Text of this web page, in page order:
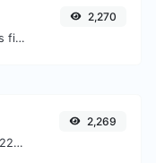
Convertissez facilement les fichiers image PNG en ICO.
2,270
Générez un hachage SHA-224 pour toute entrée de chaîne.
2,269